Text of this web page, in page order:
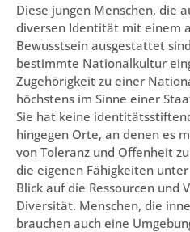
Diese jungen Menschen, die
diversen Identität mit einem
Bewusstsein ausgestattet
bestimmte Nationalkultur
Zugehörigkeit zu einer
höchstens im Sinne einer
Sie hat keine
hingegen Orte, an denen es
von Toleranz und Offenheit
die eigenen Fähigkeiten
Blick auf die Ressourcen und
Diversität. Menschen, die
brauchen auch eine